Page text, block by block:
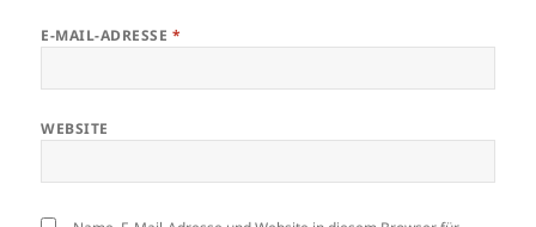
E-MAIL-ADRESSE *
WEBSITE